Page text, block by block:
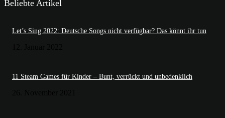
Beliebte Artikel
Let’s Sing 2022: Deutsche Songs nicht verfügbar? Das könnt ihr tun
11 Steam Games für Kinder – Bunt, verrückt und unbedenklich